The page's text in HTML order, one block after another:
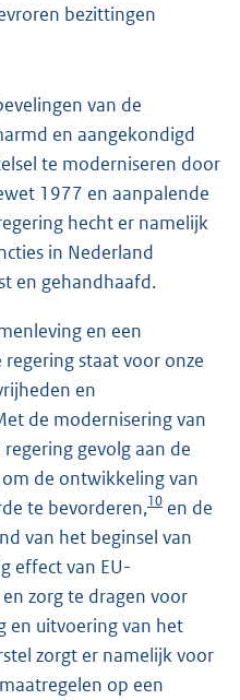
bezittingen
van de
en aangekondigd
te moderniseren door
1977 en aanpalende
hecht er namelijk
in Nederland
en gehandhaafd.
en een
staat voor onze
en
de modernisering van
gevolg aan de
de ontwikkeling van
te bevorderen,10 en de
van het beginsel van
effect van EU-
zorg te dragen voor
en uitvoering van het
zorgt er namelijk voor
op een